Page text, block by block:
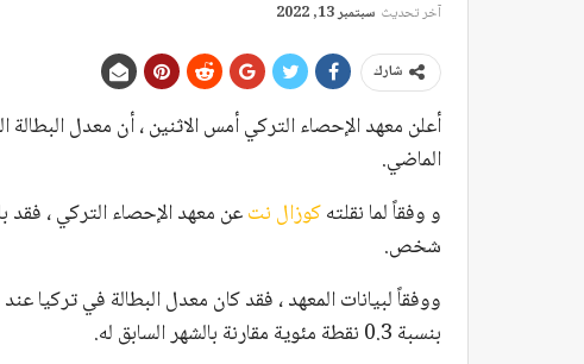
آخر تحديث سبتمبر 13, 2022
شارك
الماضي.
و وفقاً لما نقلتهكوزال نت
شخص.
بنسبة 0.3 نقطة مئوية مقارنة بالشهر السابق له.